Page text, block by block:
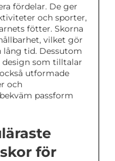
fördelar. De ger
och sporter,
fötter. Skorna
vilket gör
lång tid. Dessutom
som tilltalar
utformade
och
passform
för